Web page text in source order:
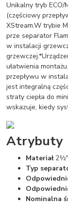
Unikalny tryb ECO/
(częściowy
XStream.W trybie
prze separator
w instalacji
ułatwienia
przepływu w
jest integralną
straty ciepła do
wskazuje, kiedy
Atrybuty
Materiał2½"
Typ
Nominalna